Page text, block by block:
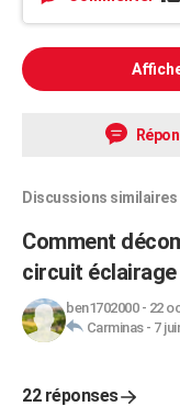
Discussions similaires
Comment
circuit éclairage
ben1702000- 22
Carminas- 7
22 réponses